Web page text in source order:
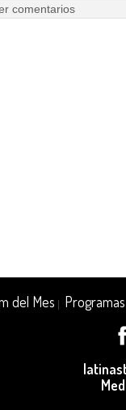
comentarios
del Mes Programas